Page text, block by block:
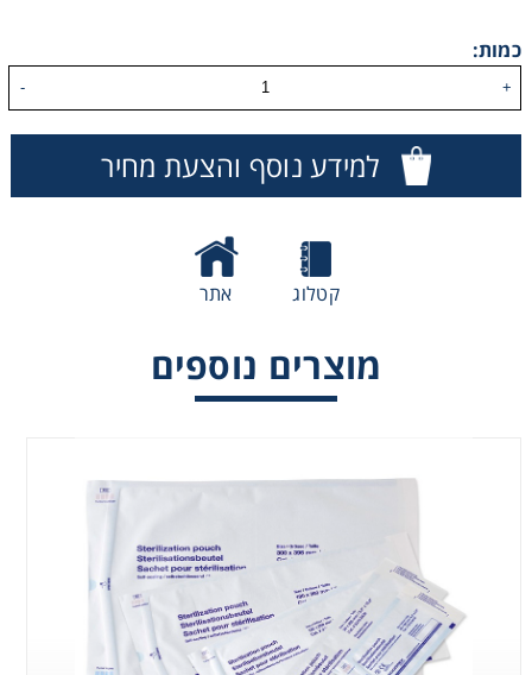
כמות:
+
-
למידע נוסף והצעת מחיר
קטלוג אתר
מוצרים נוספים
Plasticware
Reagents & Kits
Consumables